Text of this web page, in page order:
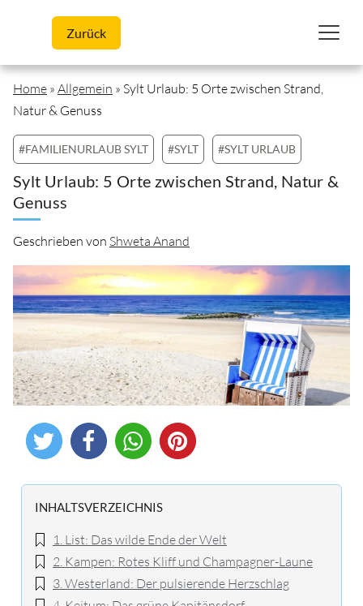
Zurück
Home » Allgemein » Sylt Urlaub: 5 Orte zwischen Strand,
Natur & Genuss
#FAMILIENURLAUB SYLT #SYLT #SYLT URLAUB
Sylt Urlaub: 5 Orte zwischen Strand, Natur &
Genuss
Geschrieben von Shweta Anand
INHALTSVERZEICHNIS
1. List: Das wilde Ende der Welt
2. Kampen: Rotes Kliff und Champagner-Laune
3. Westerland: Der pulsierende Herzschlag